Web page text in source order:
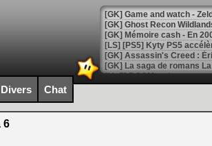
[Mo5] DOOM arrive en
[GK] Bethesda fête les 30
[GK] Roblox : l'action en
[GK] Agenda - GeForce
Divers Chat
6